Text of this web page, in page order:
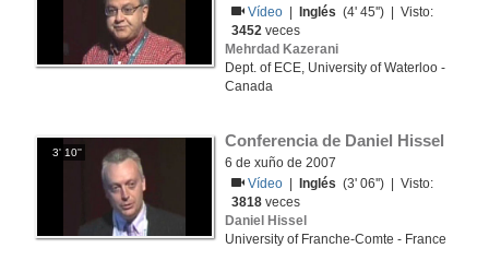
Vídeo
Inglés (4' 45'') | Visto:
3452 veces
Mehrdad Kazerani
Dept. of ECE, University of Waterloo -
Canada
3' 10''
Conferencia de Daniel Hissel
6 de xuño de 2007
Vídeo
Inglés (3' 06'') | Visto:
3818 veces
Daniel Hissel
University of Franche-Comte - France